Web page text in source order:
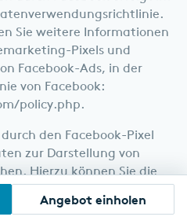
Sie weitere Informationen
Pixels und
Facebook-Ads, in der
von Facebook:
policy.php.
den Facebook-Pixel
zur Darstellung von
Hierzu können Sie die
Seite aufrufen und dort
nutzungsbasierter
Angebot einholen